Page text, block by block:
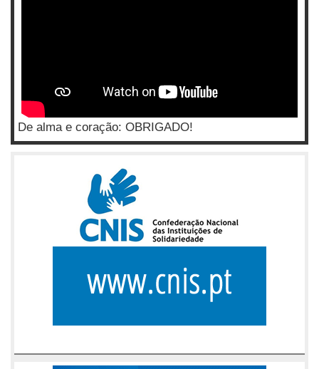
De alma e coração: OBRIGADO!